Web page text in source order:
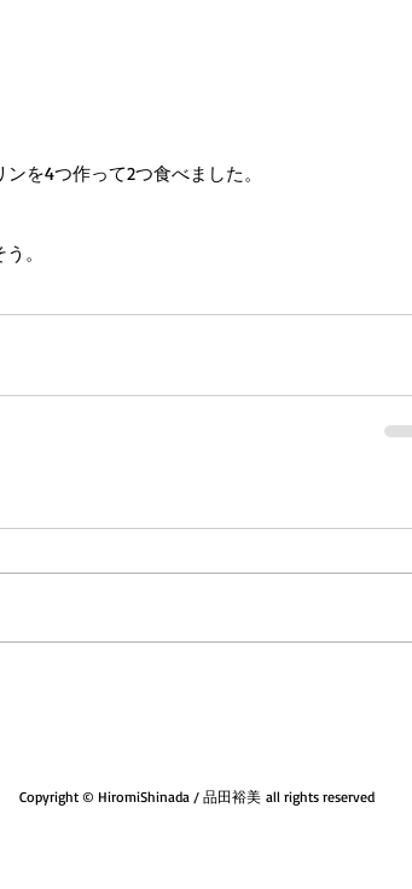
を4つ作って2つ食べました。
。
Copyright © HiromiShinada / 品田裕美 all rights reserved